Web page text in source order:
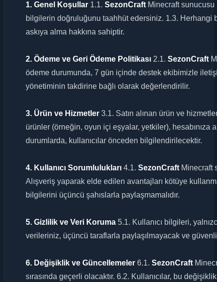
1. Genel Koşullar 1.1. SezonCraft Minecraft sunucusu
bilgilerin doğruluğunu taahhüt edersiniz. 1.3. Herhangi
askıya alma hakkına sahiptir.
2. Ödeme ve Geri Ödeme Politikası 2.1. SezonCraft
ödeme durumunda, 7 gün içinde destek ekibimizle
yönetiminin takdirine bağlı olarak değerlendirilir.
3. Ürün ve Hizmetler 3.1. Satın alınan ürün ve
ürünler (örneğin, oyun içi eşyalar, yetkiler),
durumlarda, kullanıcılar önceden bilgilendirilecektir.
4. Kullanıcı Sorumlulukları 4.1. SezonCraft Minecraft
Alışveriş yaparak elde edilen avantajları kötüye
bilgilerini üçüncü şahıslarla paylaşmamalıdır.
5. Gizlilik ve Veri Koruma 5.1. Kullanıcı bilgileri,
verileriniz, üçüncü taraflarla paylaşılmayacak ve
6. Değişiklik ve Güncellemeler 6.1. SezonCraft
sırasında geçerli olacaktır. 6.2. Kullanıcılar, bu